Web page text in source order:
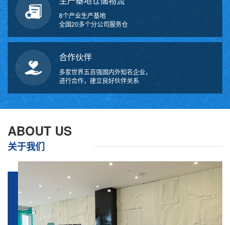
8个产业生产基地
全国20多个分公司服务仓
合作伙伴
多家世界五百强国内外知名企业，
进行合作，建立良好伙伴关系
ABOUT US
关于我们
品